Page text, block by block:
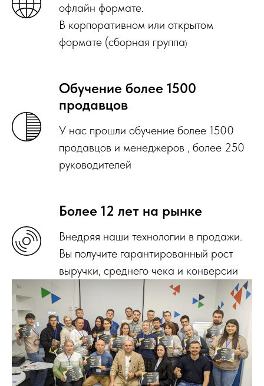
офлайн формате.
В корпоративном или открытом
формате (сборная группа)
Обучение более 1500
продавцов
У нас прошли обучение более 1500
продавцов и менеджеров , более 250
руководителей
Более 12 лет на рынке
Внедряя наши технологии в продажи.
Вы получите гарантированный рост
выручки, среднего чека и конверсии